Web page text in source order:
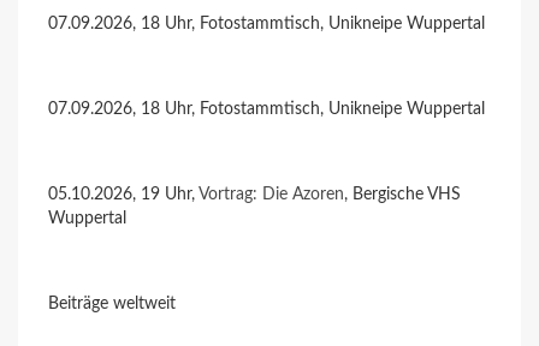
07.09.2026, 18 Uhr, Fotostammtisch, Unikneipe Wuppertal
07.09.2026, 18 Uhr, Fotostammtisch, Unikneipe Wuppertal
05.10.2026, 19 Uhr, Vortrag: Die Azoren, Bergische VHS
Wuppertal
Beiträge weltweit